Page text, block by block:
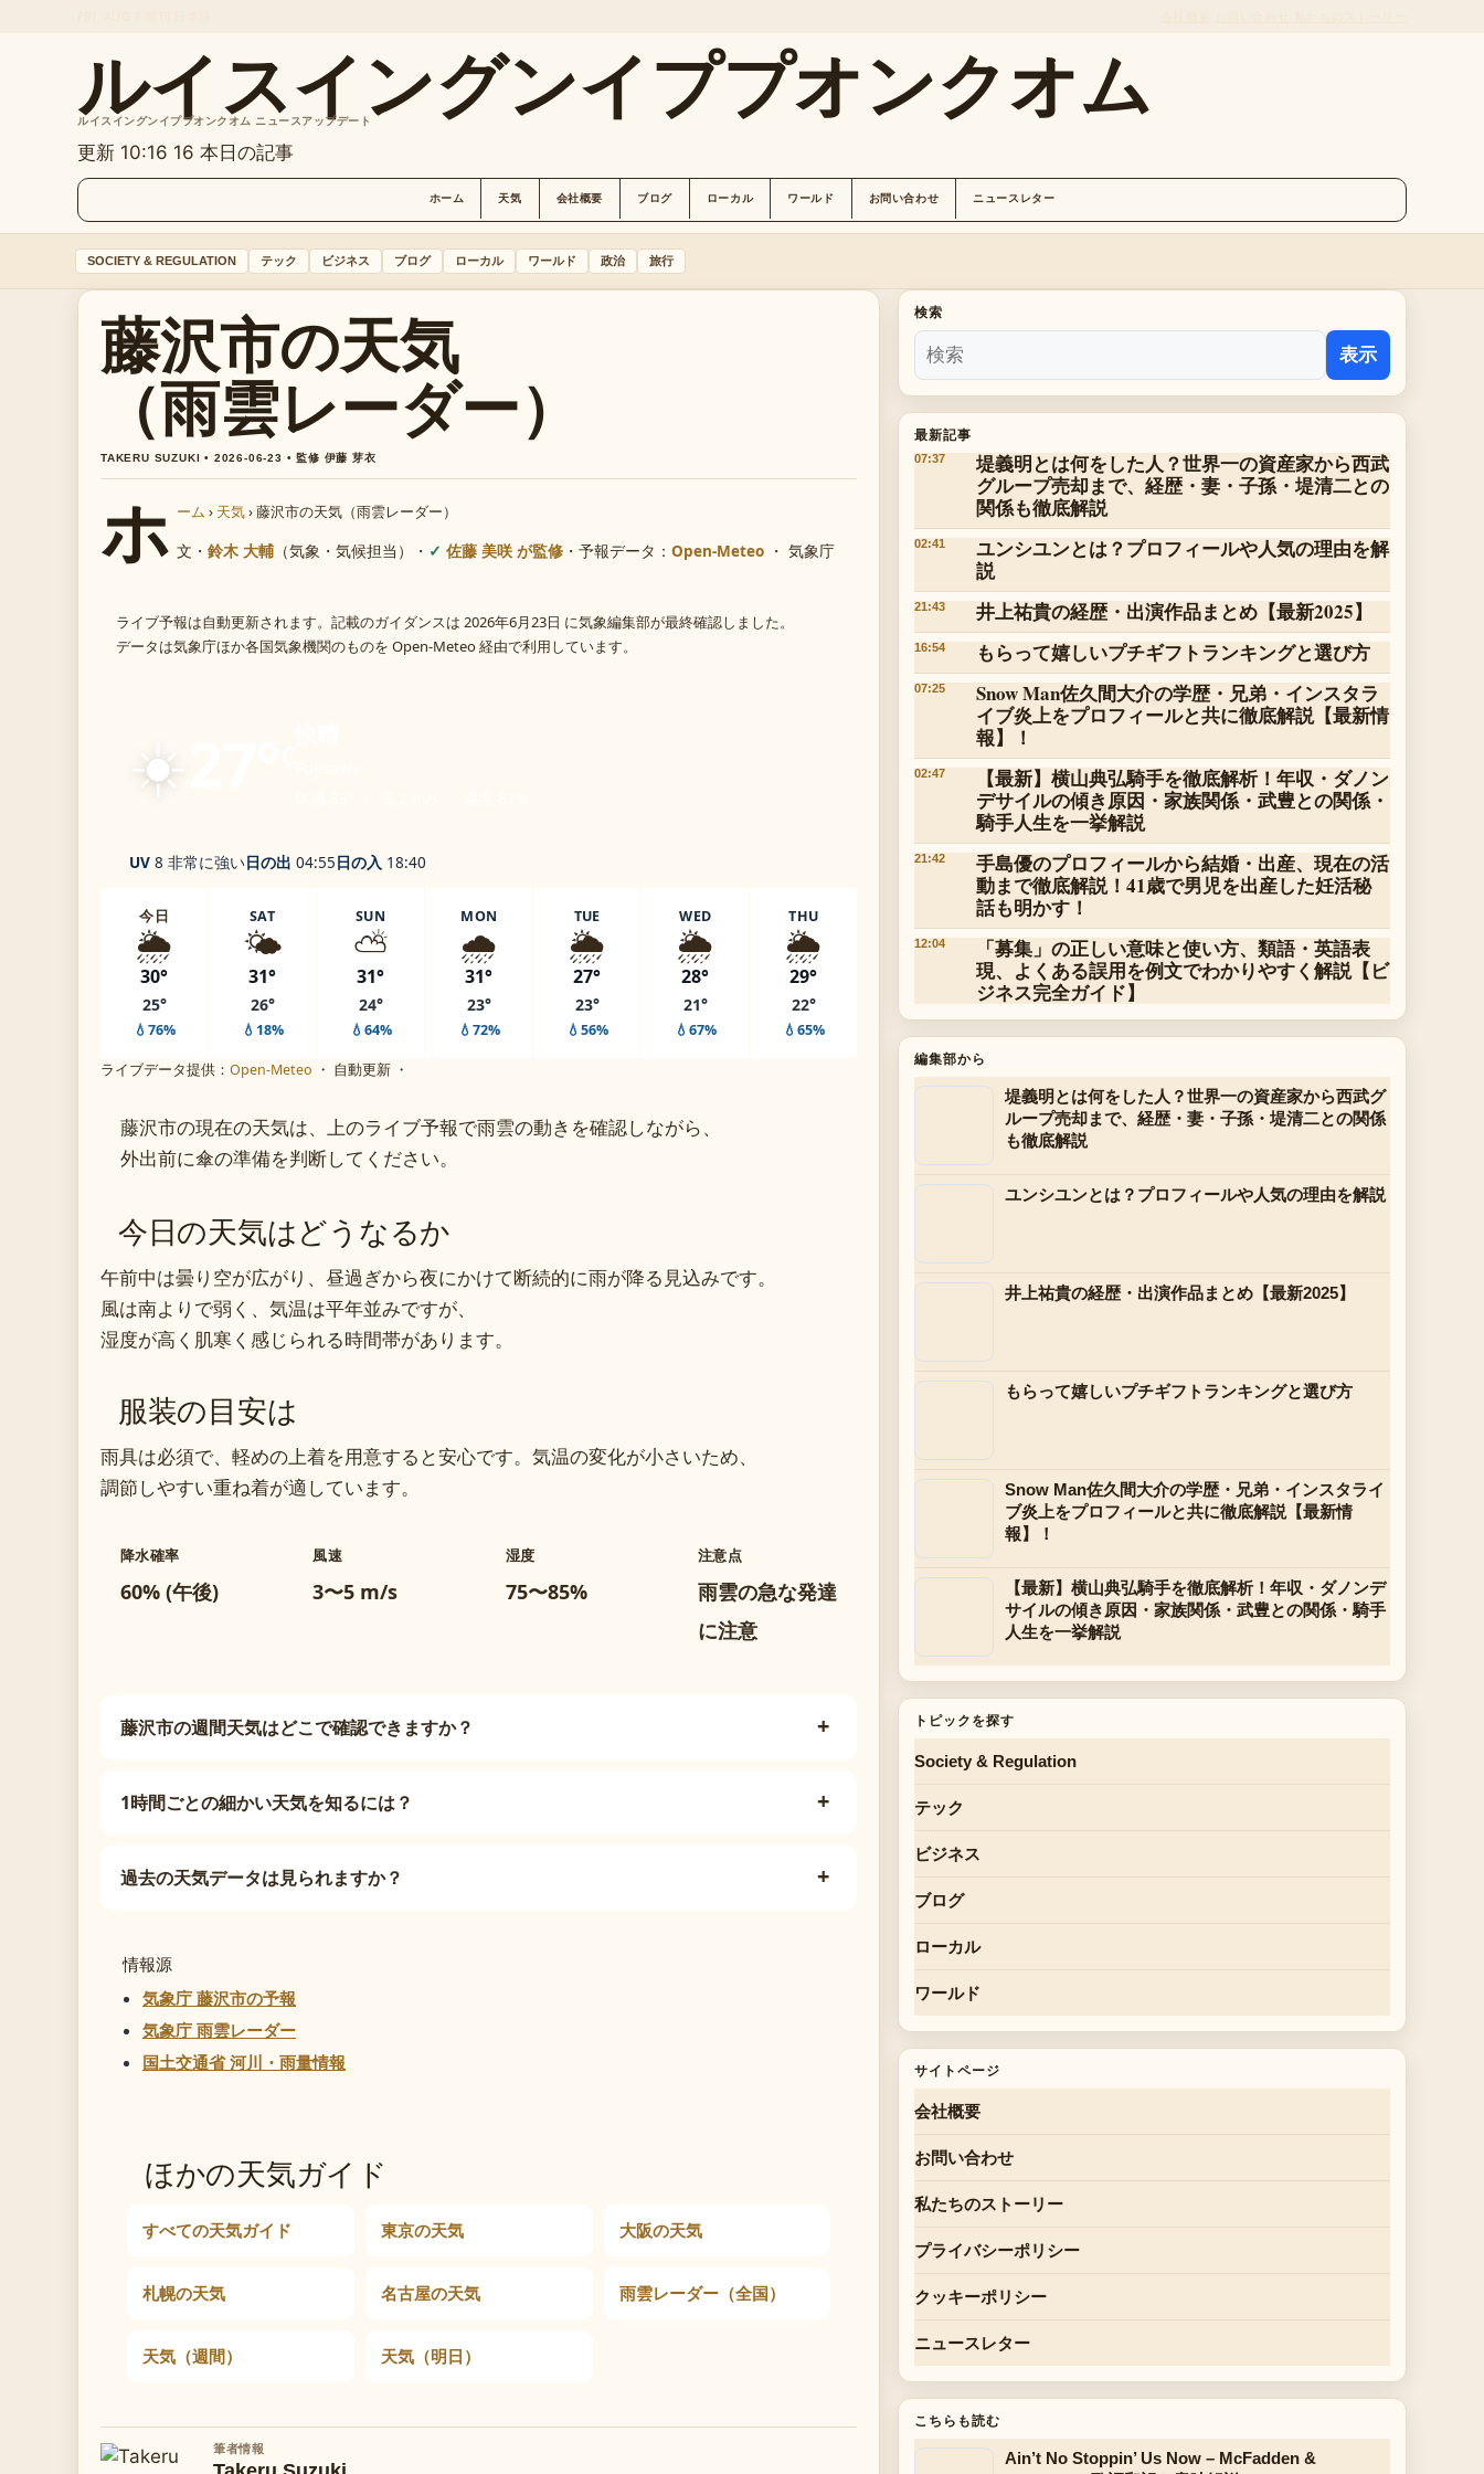
ルイスイングンイププオンクオム
ルイスイングンイププオンクオム ニュースアップデート
更新 10:16 16 本日の記事
ホーム 天気 会社概要 ブログ ローカル ワールド お問い合わせ ニュースレター
SOCIETY & REGULATION テック ビジネス ブログ ローカル ワールド 政治 旅行
藤沢市の天気
（雨雲レーダー）
TAKERU SUZUKI • 2026-06-23 • 監修 伊藤 芽衣
ホ ーム › 天気›藤沢市の天気（雨雲レーダー）
文・ 鈴木 大輔 （気象・気候担当） ・ 佐藤 美咲 が監修 ・ 予報データ： Open-Meteo ・ 気象庁
ライブ予報は自動更新されます。記載のガイダンスは 2026年6月23日 に気象編集部が最終確認しました。
データは気象庁ほか各国気象機関のものを Open-Meteo 経由で利用しています。
☀️
UV 8 非常に強い日の出 04:55日の入 18:40
今日
🌦️
30°
25°
💧76%
SAT
🌤️
31°
26°
💧18%
SUN
⛅
31°
24°
💧64%
MON
🌧️
31°
23°
💧72%
TUE
🌦️
27°
23°
💧56%
WED
🌦️
28°
21°
💧67%
THU
🌦️
29°
22°
💧65%
ライブデータ提供： Open-Meteo ・ 自動更新 ・
藤沢市の現在の天気は、上のライブ予報で雨雲の動きを確認しながら、
外出前に傘の準備を判断してください。
今日の天気はどうなるか
午前中は曇り空が広がり、昼過ぎから夜にかけて断続的に雨が降る見込みです。
風は南よりで弱く、気温は平年並みですが、
湿度が高く肌寒く感じられる時間帯があります。
服装の目安は
雨具は必須で、軽めの上着を用意すると安心です。気温の変化が小さいため、
調節しやすい重ね着が適しています。
降水確率
60% (午後)
風速
3〜5 m/s
湿度
75〜85%
注意点
雨雲の急な発達
に注意
藤沢市の週間天気はどこで確認できますか？
1時間ごとの細かい天気を知るには？
過去の天気データは見られますか？
情報源
気象庁 藤沢市の予報
気象庁 雨雲レーダー
国土交通省 河川・雨量情報
ほかの天気ガイド
すべての天気ガイド 東京の天気 大阪の天気
札幌の天気 名古屋の天気 雨雲レーダー（全国）
天気（週間） 天気（明日）
筆者情報
検索
表示
最新記事
07:37
堤義明とは何をした人？世界一の資産家から西武
グループ売却まで、経歴・妻・子孫・堤清二との
関係も徹底解説
02:41
ユンシユンとは？プロフィールや人気の理由を解
説
21:43 井上祐貴の経歴・出演作品まとめ【最新2025】
16:54 もらって嬉しいプチギフトランキングと選び方
07:25
Snow Man佐久間大介の学歴・兄弟・インスタラ
イブ炎上をプロフィールと共に徹底解説【最新情
報】！
02:47
【最新】横山典弘騎手を徹底解析！年収・ダノン
デサイルの傾き原因・家族関係・武豊との関係・
騎手人生を一挙解説
21:42
手島優のプロフィールから結婚・出産、現在の活
動まで徹底解説！41歳で男児を出産した妊活秘
話も明かす！
12:04
「募集」の正しい意味と使い方、類語・英語表
現、よくある誤用を例文でわかりやすく解説【ビ
ジネス完全ガイド】
編集部から
堤義明とは何をした人？世界一の資産家から西武グ
ループ売却まで、経歴・妻・子孫・堤清二との関係
も徹底解説
ユンシユンとは？プロフィールや人気の理由を解説
井上祐貴の経歴・出演作品まとめ【最新2025】
もらって嬉しいプチギフトランキングと選び方
Snow Man佐久間大介の学歴・兄弟・インスタライ
ブ炎上をプロフィールと共に徹底解説【最新情
報】！
【最新】横山典弘騎手を徹底解析！年収・ダノンデ
サイルの傾き原因・家族関係・武豊との関係・騎手
人生を一挙解説
トピックを探す
Society & Regulation
テック
ビジネス
ブログ
ローカル
ワールド
サイトページ
会社概要
お問い合わせ
私たちのストーリー
プライバシーポリシー
クッキーポリシー
ニュースレター
こちらも読む
Ain’t No Stoppin’ Us Now – McFadden &